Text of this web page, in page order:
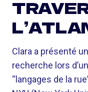
Clara a présenté
recherche lors
“langages de la